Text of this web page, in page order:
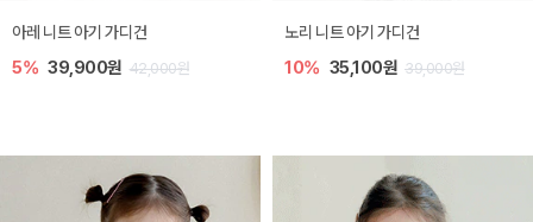
[SIZE ~6Y] 로메이 라운지 셋업
10% 23,400원 26,000원
밀라 아기 원피스
20% 27,200원 34,000원